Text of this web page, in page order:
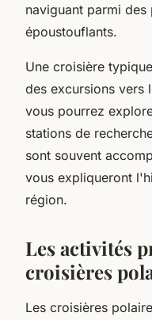
naviguant parmi
époustouflants.
Une croisière
des excursions vers
vous pourrez
stations de
sont souvent
vous expliqueront
région.
Les activités
croisières
Les croisières